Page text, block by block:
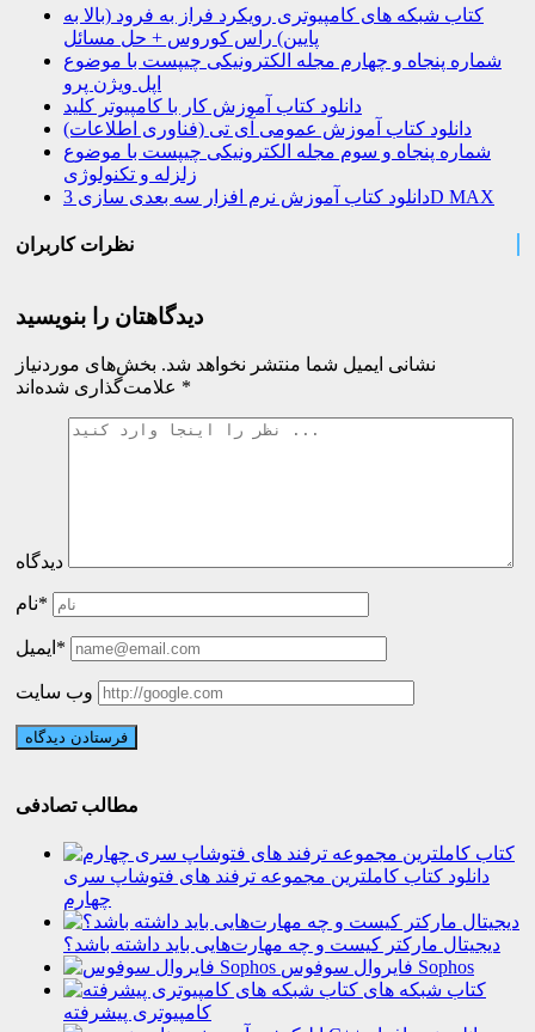
کتاب شبکه های کامپیوتری رویکرد فراز به فرود (بالا به
پایین) راس کوروس + حل مسائل
شماره پنجاه و چهارم مجله الکترونیکی چیپست با موضوع
اپل ویژن پرو
دانلود کتاب آموزش کار با کامپیوتر کلید
دانلود کتاب آموزش عمومی آی تی (فناوری اطلاعات)
شماره پنجاه و سوم مجله الکترونیکی چیپست با موضوع
زلزله و تکنولوژی
دانلود کتاب آموزش نرم افزار سه بعدی سازی 3D MAX
نظرات کاربران
دیدگاهتان را بنویسید
نشانی ایمیل شما منتشر نخواهد شد. بخش‌های موردنیاز
*
دیدگاه
نام*
ایمیل*
وب سایت
مطالب تصادفی
دانلود کتاب کاملترین مجموعه ترفند های فتوشاپ سری
چهارم
دیجیتال مارکتر کیست و چه مهارت‌هایی باید داشته باشد؟
فایروال سوفوس Sophos
کتاب شبکه های
کامپیوتری پیشرفته